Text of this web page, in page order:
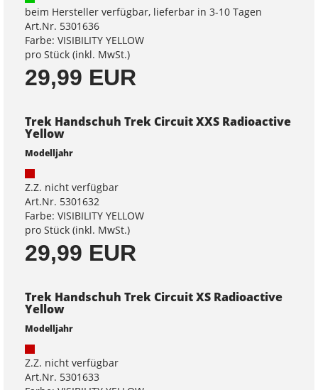
beim Hersteller verfügbar, lieferbar in 3-10 Tagen
Art.Nr. 5301636
Farbe: VISIBILITY YELLOW
pro Stück (inkl. MwSt.)
29,99 EUR
Trek Handschuh Trek Circuit XXS Radioactive
Yellow
Modelljahr
Z.Z. nicht verfügbar
Art.Nr. 5301632
Farbe: VISIBILITY YELLOW
pro Stück (inkl. MwSt.)
29,99 EUR
Trek Handschuh Trek Circuit XS Radioactive
Yellow
Modelljahr
Z.Z. nicht verfügbar
Art.Nr. 5301633